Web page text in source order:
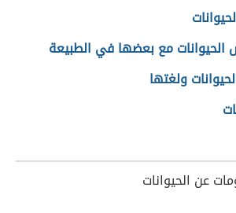
مع بعضها في الطبيعة
ولغتها